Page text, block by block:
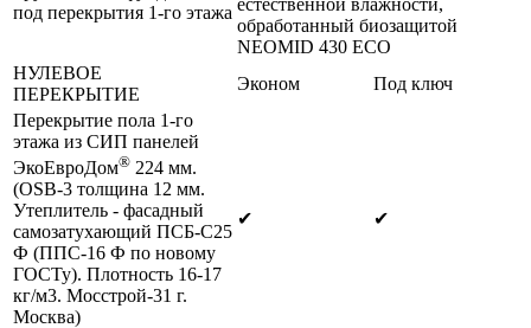
под перекрытия 1-го этажа
обработанный биозащитой
NEOMID 430 ЕСО
НУЛЕВОЕ
ПЕРЕКРЫТИЕ
Эконом
Под ключ
Перекрытие пола 1-го
этажа из СИП панелей
ЭкоЕвроДом® 224 мм.
(OSB-3 толщина 12 мм.
Утеплитель - фасадный
самозатухающий ПСБ-С25
Ф (ППС-16 Ф по новому
ГОСТу). Плотность 16-17
кг/м3. Мосстрой-31 г.
Москва)
✔ ✔